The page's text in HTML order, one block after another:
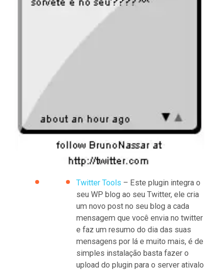
Twitter Tools – Este plugin integra o
seu WP blog ao seu Twitter, ele cria
um novo post no seu blog a cada
mensagem que você envia no twitter
e faz um resumo do dia das suas
mensagens por lá e muito mais, é de
simples instalação basta fazer o
upload do plugin para o server ativalo